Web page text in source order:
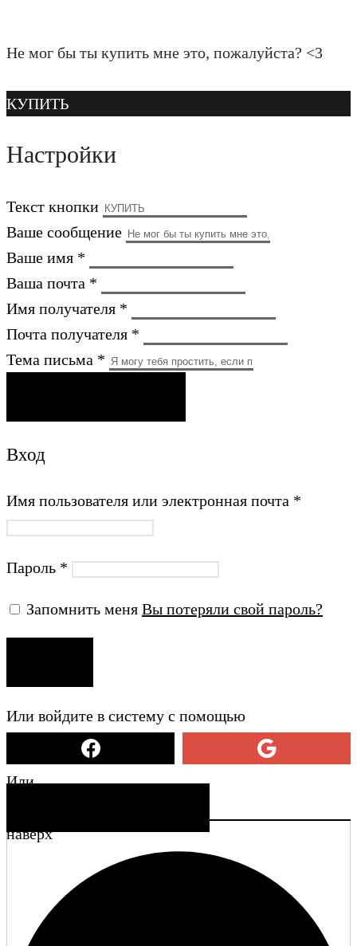
Не мог бы ты купить мне это, пожалуйста? <3
КУПИТЬ
Настройки
Текст кнопки
Ваше сообщение
Ваше имя *
Ваша почта *
Имя получателя *
Почта получателя *
Тема письма *
Вход
Имя пользователя или электронная почта *
Пароль *
Запомнить меня Вы потеряли свой пароль?
Или войдите в систему с помощью
Или
наверх